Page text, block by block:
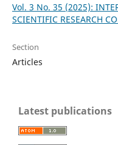
Vol. 3 No. 35 (2025):
SCIENTIFIC RESEARCH
Section
Articles
Latest publications